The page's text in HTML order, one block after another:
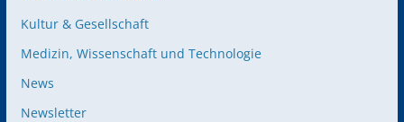
Kultur & Gesellschaft
Medizin, Wissenschaft und Technologie
News
Newsletter